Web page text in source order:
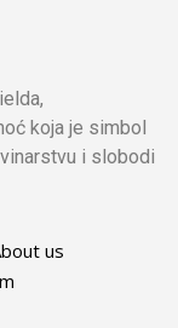
koja je simbol
i slobodi
us